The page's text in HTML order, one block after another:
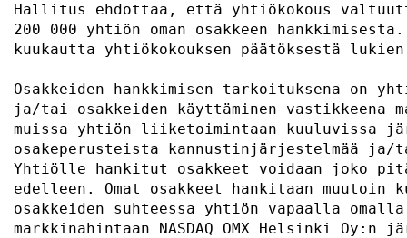
Hallitus ehdottaa, että yhtiökokous
200 000 yhtiön oman osakkeen
kuukautta
Osakkeiden hankkimisen tarkoituksena on
ja/tai osakkeiden käyttäminen
muissa yhtiön liiketoimintaan
osakeperusteista
Yhtiölle hankitut osakkeet voidaan joko
edelleen. Omat osakkeet hankitaan
osakkeiden suhteessa yhtiön vapaalla
markkinahintaan NASDAQ OMX